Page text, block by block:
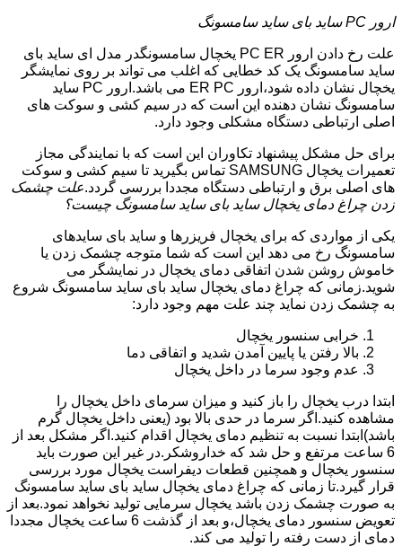
ارور PC ساید بای ساید سامسونگ
علت رخ دادن ارور PC ER یخچال سامسونگدر مدل ای ساید بای
ساید سامسونگ یک کد خطایی که اغلب می تواند بر روی نمایشگر
یخچال نشان داده شود،ارور ER PC می باشد.ارور PC ساید
سامسونگ نشان دهنده این است که در سیم کشی و سوکت های
اصلی ارتباطی دستگاه مشکلی وجود دارد.
برای حل مشکل پیشنهاد تکاوران این است که با نمایندگی مجاز
تعمیرات یخچال SAMSUNG تماس بگیرید تا سیم کشی و سوکت
های اصلی برق و ارتباطی دستگاه مجددا بررسی گردد.علت چشمک
زدن چراغ دمای یخچال ساید بای ساید سامسونگ چیست؟
یکی از مواردی که برای یخچال فریزرها و ساید بای سایدهای
سامسونگ رخ می دهد این است که شما متوجه چشمک زدن یا
خاموش روشن شدن اتفاقی دمای یخچال در نمایشگر می
شوید.زمانی که چراغ دمای یخچال ساید بای ساید سامسونگ شروع
به چشمک زدن نماید چند علت مهم وجود دارد:
خرابی سنسور یخچال
بالا رفتن یا پایین آمدن شدید و اتفاقی دما
عدم وجود سرما در داخل یخچال
ابتدا درب یخچال را باز کنید و میزان سرمای داخل یخچال را
مشاهده کنید.اگر سرما در حدی بالا بود (یعنی داخل یخچال گرم
باشد)ابتدا نسبت به تنظیم دمای یخچال اقدام کنید.اگر مشکل بعد از
6 ساعت مرتفع و حل شد که خداروشکر.در غیر این صورت باید
سنسور یخچال و همچنین قطعات دیفراست یخچال مورد بررسی
قرار گیرد.تا زمانی که چراغ دمای یخچال ساید بای ساید سامسونگ
به صورت چشمک زدن باشد یخچال سرمایی تولید نخواهد نمود.بعد از
تعویض سنسور دمای یخچال،و بعد از گذشت 6 ساعت یخچال مجددا
دمای از دست رفته را تولید می کند.